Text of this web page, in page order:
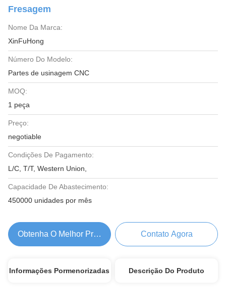
Fresagem
Nome Da Marca:
XinFuHong
Número Do Modelo:
Partes de usinagem CNC
MOQ:
1 peça
Preço:
negotiable
Condições De Pagamento:
L/C, T/T, Western Union,
Capacidade De Abastecimento:
450000 unidades por mês
Obtenha O Melhor Preço Contato Agora
Informações Pormenorizadas Descrição Do Produto